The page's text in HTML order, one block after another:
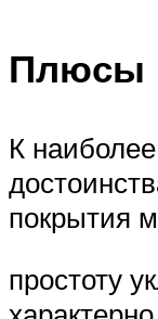
Плюсы
К
покрытия
простоту